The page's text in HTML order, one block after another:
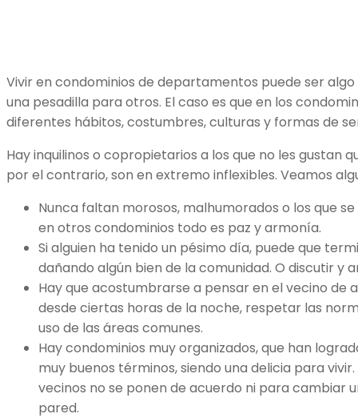
Vivir en condominios de departamentos puede ser
una pesadilla para otros. El caso es que en los
diferentes hábitos, costumbres, culturas y formas de
Hay inquilinos o copropietarios a los que no les gustan
por el contrario, son en extremo inflexibles. Veamos
Nunca faltan morosos, malhumorados o los que
en otros condominios todo es paz y armonía.
Si alguien ha tenido un pésimo día, puede que
dañando algún bien de la comunidad. O discutir y
Hay que acostumbrarse a pensar en el vecino de
desde ciertas horas de la noche, respetar las
uso de las áreas comunes.
Hay condominios muy organizados, que han
muy buenos términos, siendo una delicia para
vecinos no se ponen de acuerdo ni para cambiar
pared.